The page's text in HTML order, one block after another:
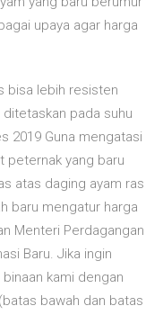
upaya agar harga
bisa lebih resisten
pada suhu
2019 Guna mengatasi
peternak yang baru
atas daging ayam ras
baru mengatur harga
Menteri Perdagangan
Baru. Jika ingin
kami dengan
bawah dan batas